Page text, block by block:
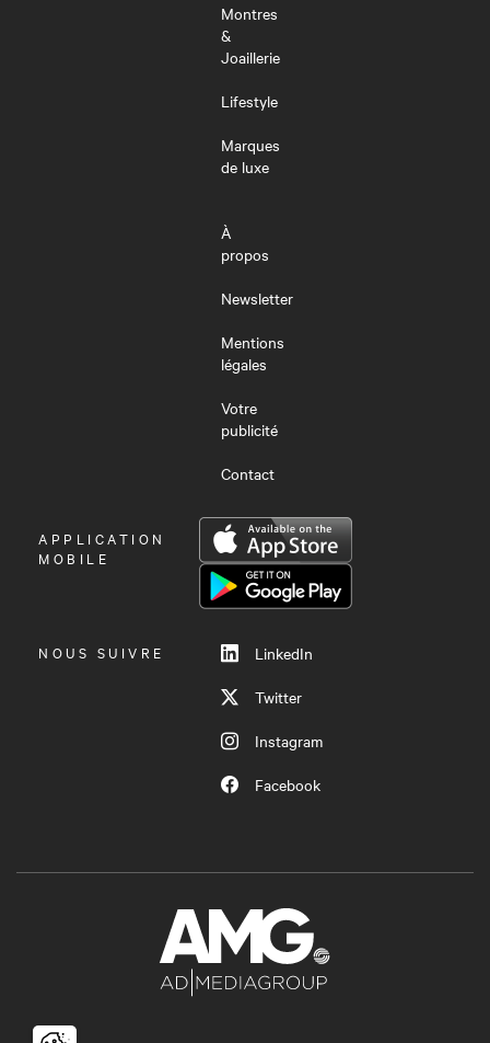
Montres
&
Joaillerie
Lifestyle
Marques
de luxe
À
propos
Newsletter
Mentions
légales
Votre
publicité
Contact
OUVRIR
LE
APPLICATION
MOBILE
NOUS SUIVRE
LinkedIn
Twitter
Instagram
Facebook